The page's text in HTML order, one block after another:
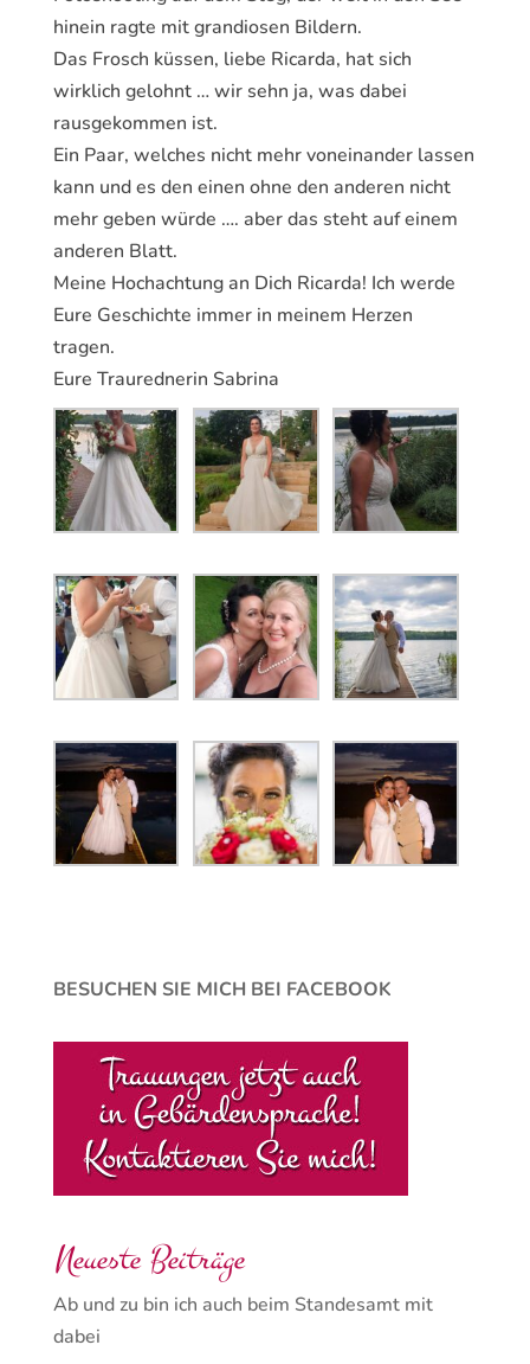
hinein ragte mit grandiosen Bildern.
Das Frosch küssen, liebe Ricarda, hat sich
wirklich gelohnt … wir sehn ja, was dabei
rausgekommen ist.
Ein Paar, welches nicht mehr voneinander lassen
kann und es den einen ohne den anderen nicht
mehr geben würde …. aber das steht auf einem
anderen Blatt.
Meine Hochachtung an Dich Ricarda! Ich werde
Eure Geschichte immer in meinem Herzen
tragen.
Eure Traurednerin Sabrina
BESUCHEN SIE MICH BEI FACEBOOK
Neueste Beiträge
Ab und zu bin ich auch beim Standesamt mit
dabei